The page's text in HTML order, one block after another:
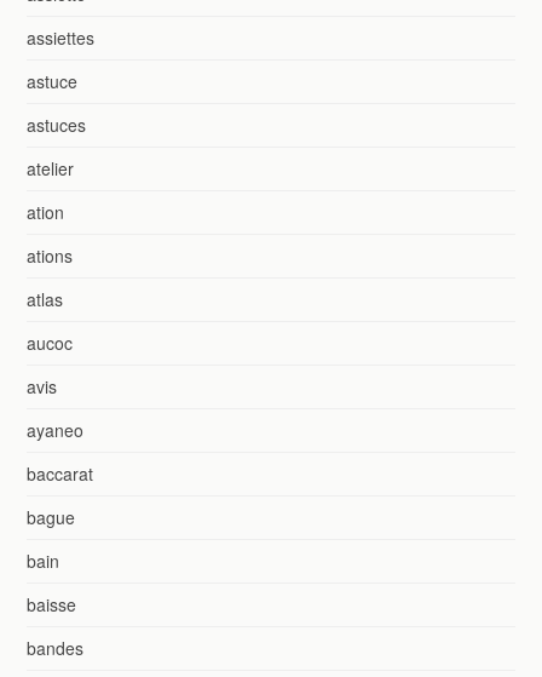
assiettes
astuce
astuces
atelier
ation
ations
atlas
aucoc
avis
ayaneo
baccarat
bague
bain
baisse
bandes